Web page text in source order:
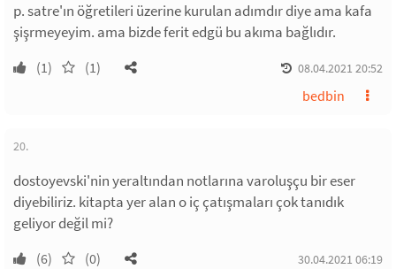
p. satre'ın öğretileri üzerine kurulan adımdır diye ama kafa
şişrmeyeyim. ama bizde ferit edgü bu akıma bağlıdır.
(1) (1) 08.04.2021 20:52
bedbin
20.
dostoyevski'nin yeraltından notlarına varoluşçu bir eser
diyebiliriz. kitapta yer alan o iç çatışmaları çok tanıdık
geliyor değil mi?
(6) (0) 30.04.2021 06:19